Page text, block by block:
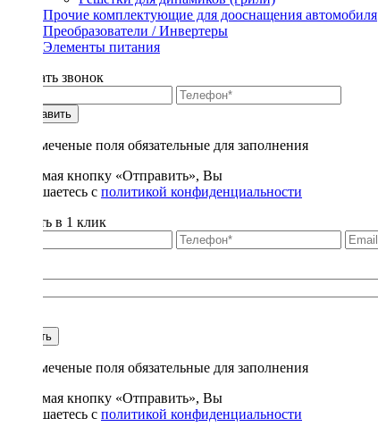
Прочие комплектующие для дооснащения автомобиля
Преобразователи / Инвертеры
Элементы питания
Заказать звонок
Отправить
* - отмеченые поля обязательные для заполнения
Нажимая кнопку «Отправить», Вы
соглашаетесь с политикой конфиденциальности
Купить в 1 клик
Купить
* - отмеченые поля обязательные для заполнения
Нажимая кнопку «Отправить», Вы
соглашаетесь с политикой конфиденциальности